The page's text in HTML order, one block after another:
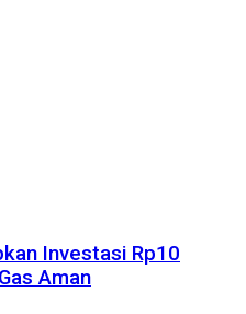
Investasi Rp10
Aman